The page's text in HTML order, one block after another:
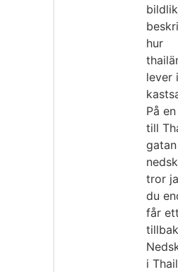
hur
lever
På
till
tror
du
får
i